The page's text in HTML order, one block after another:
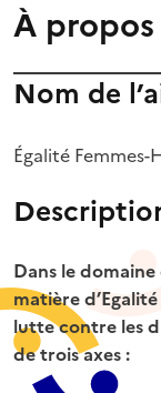
À propos
Nom de
Égalité Femmes-
Dans le
matière
lutte contre les
de trois axes :